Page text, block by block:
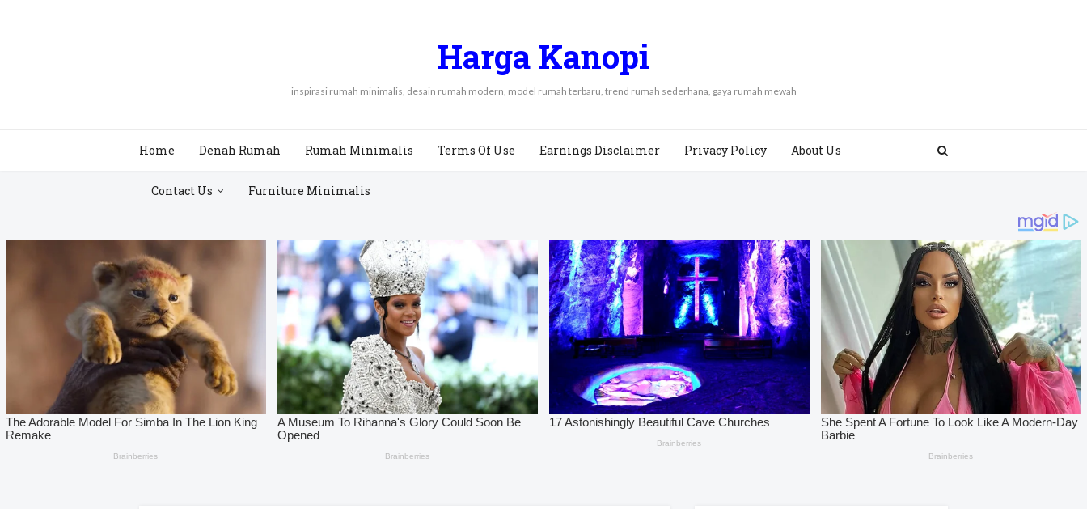
Harga Kanopi
inspirasi rumah minimalis, desain rumah modern, model rumah terbaru, trend rumah sederhana, gaya rumah mewah
Home Denah Rumah Rumah Minimalis Terms Of Use Earnings Disclaimer Privacy Policy About Us
Contact Us Furniture Minimalis